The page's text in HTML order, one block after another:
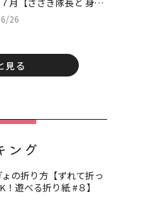
月【ささき隊長と 身近
とことん遊ぼう！＃
26
見る
ング
ょの折り方【ずれて折っ
！遊べる折り紙 #８】